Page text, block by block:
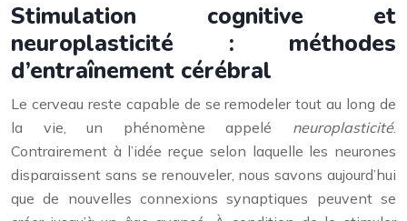
Stimulation cognitive et
neuroplasticité : méthodes
d’entraînement cérébral
Le cerveau reste capable de se remodeler tout au long de
la vie, un phénomène appelé neuroplasticité.
Contrairement à l’idée reçue selon laquelle les neurones
disparaissent sans se renouveler, nous savons aujourd’hui
que de nouvelles connexions synaptiques peuvent se